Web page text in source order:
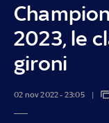
2023, le
gironi
02 nov 2022 - 23:05